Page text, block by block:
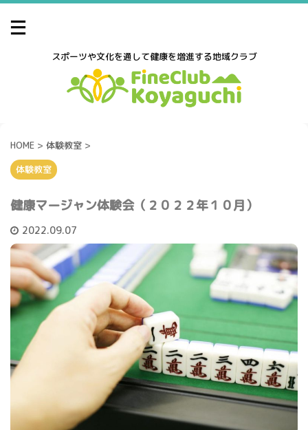
スポーツや文化を通して健康を増進する地域クラブ
HOME > 体験教室 >
体験教室
健康マージャン体験会（２０２２年１０月）
2022.09.07